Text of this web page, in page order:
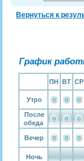
Вернуться к
График
ПН ВТ СР
Утро
После
обеда
Вечер
Ночь